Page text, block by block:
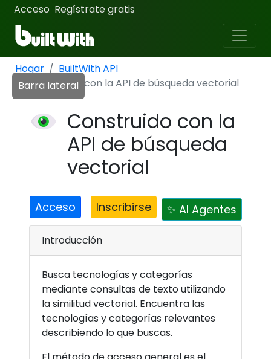
Acceso · Regístrate gratis
Hogar
BuiltWith API
Construido con la API de búsqueda vectorial
Barra lateral
Construido con la
API de búsqueda
vectorial
Acceso Inscribirse ✨ AI Agentes
Introducción
Busca tecnologías y categorías
mediante consultas de texto utilizando
la similitud vectorial. Encuentra las
tecnologías y categorías relevantes
describiendo lo que buscas.